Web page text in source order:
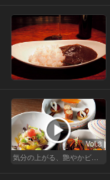
Vol.3
気分の上がる、艶やかビストロ